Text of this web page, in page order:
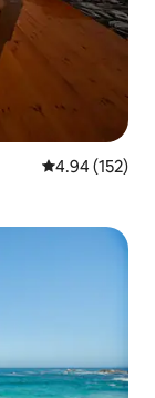
Penarafan
4.94 (152)